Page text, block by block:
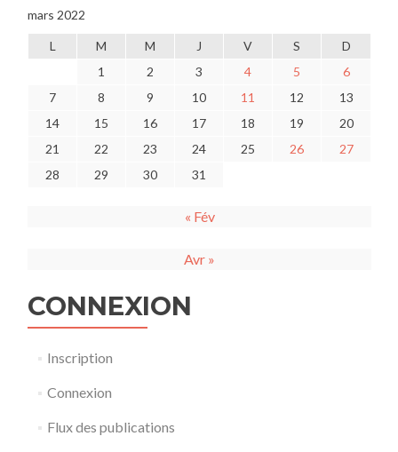
mars 2022
L M M J V S
D
1
2 3 4 5
6
7
8 9 10 11 12
13
14
15 16 17 18 19
20
21
22 23 24 25 26
27
28
29 30 31
« Fév
Avr »
CONNEXION
Inscription
Connexion
Flux des publications